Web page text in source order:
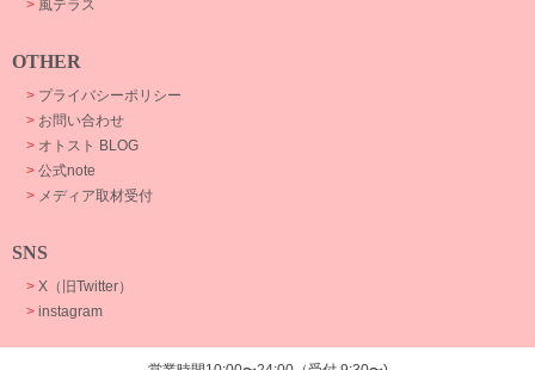
> 風テラス
OTHER
> プライバシーポリシー
> お問い合わせ
> オトスト BLOG
> 公式note
> メディア取材受付
SNS
> X（旧Twitter）
> instagram